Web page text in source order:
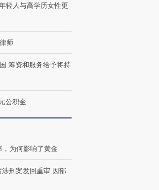
现】寻找100种
【商旅对话】华住集团
轻人与高学历女性更
师
筹资和服务给予将持
公积金
为何影响了黄金
涉刑案发回重审 因部